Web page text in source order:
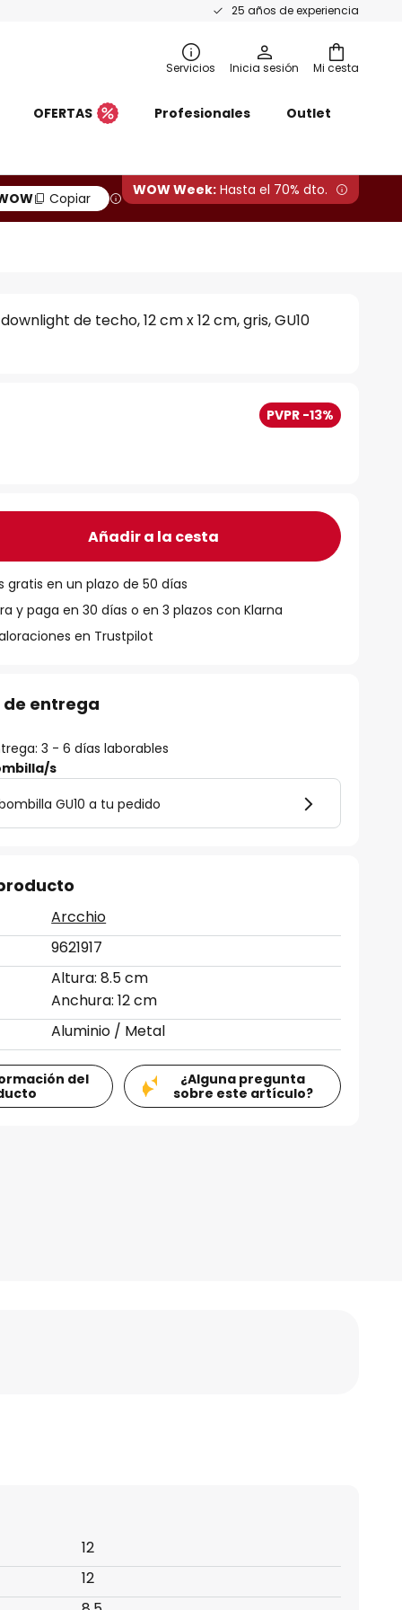
25 años de experiencia
Mi cesta
Servicios Inicia sesión
OFERTAS Profesionales Outlet
Copiar WOW Week: Hasta el 70% dto.
de techo, 12 cm x 12 cm, gris, GU10
PVPR -13%
Añadir a la cesta
gratis en un plazo de 50 días
y paga en 30 días o en 3 plazos con Klarna
en Trustpilot
entrega
3 - 6 días laborables
s
GU10 a tu pedido
Arcchio
9621917
Altura: 8.5 cm
Anchura: 12 cm
Aluminio / Metal
del
¿Alguna pregunta
sobre este artículo?
12
12